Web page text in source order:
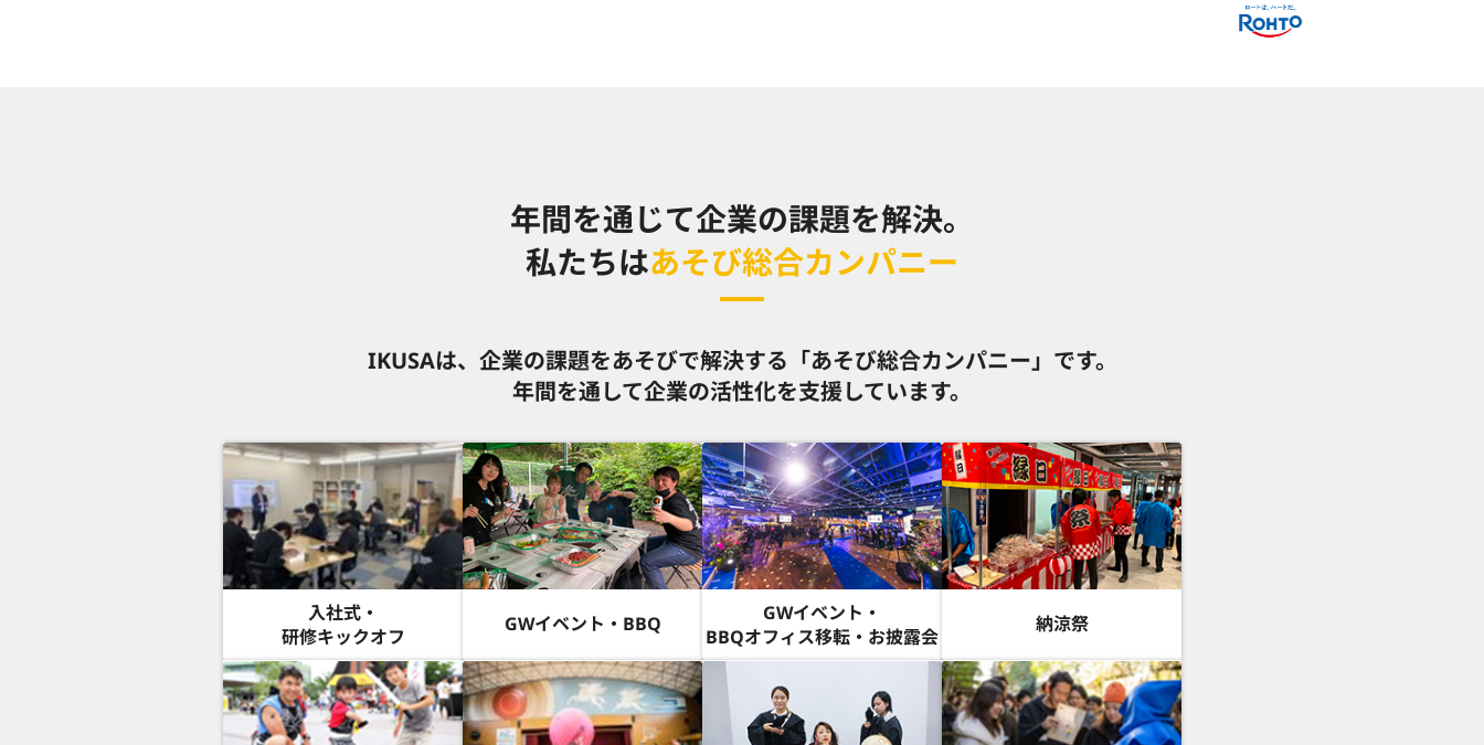
年間を通じて企業の課題を解決。
私たちはあそび総合カンパニー
IKUSAは、企業の課題をあそびで解決する「あそび総合カンパニー」です。
年間を通して企業の活性化を支援しています。
入社式・
研修キックオフ
GWイベント・BBQ
GWイベント・
BBQオフィス移転・お披露会
納涼祭